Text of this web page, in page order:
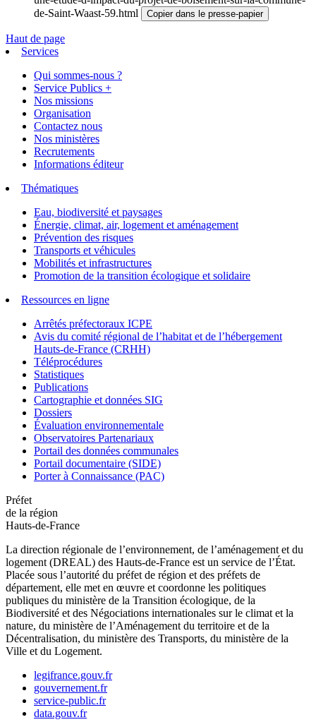
de-Saint-Waast-59.html
Copier dans le presse-papier
Haut de page
Services
Qui sommes-nous ?
Service Publics +
Nos missions
Organisation
Contactez nous
Nos ministères
Recrutements
Informations éditeur
Thématiques
Eau, biodiversité et paysages
Énergie, climat, air, logement et aménagement
Prévention des risques
Transports et véhicules
Mobilités et infrastructures
Promotion de la transition écologique et solidaire
Ressources en ligne
Arrêtés préfectoraux ICPE
Avis du comité régional de l’habitat et de l’hébergement
Hauts-de-France (CRHH)
Téléprocédures
Statistiques
Publications
Cartographie et données SIG
Dossiers
Évaluation environnementale
Observatoires Partenariaux
Portail des données communales
Portail documentaire (SIDE)
Porter à Connaissance (PAC)
Préfet
de la région
Hauts-de-France
La direction régionale de l’environnement, de l’aménagement et du
logement (DREAL) des Hauts-de-France est un service de l’État.
Placée sous l’autorité du préfet de région et des préfets de
département, elle met en œuvre et coordonne les politiques
publiques du ministère de la Transition écologique, de la
Biodiversité et des Négociations internationales sur le climat et la
nature, du ministère de l’Aménagement du territoire et de la
Décentralisation, du ministère des Transports, du ministère de la
Ville et du Logement.
legifrance.gouv.fr
gouvernement.fr
service-public.fr
data.gouv.fr